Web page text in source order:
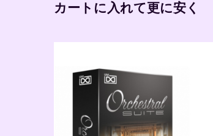
カートに入れて更に安く